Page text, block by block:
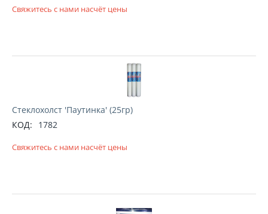
Свяжитесь с нами насчёт цены
Стеклохолст 'Паутинка' (25гр)
КОД:
1782
Свяжитесь с нами насчёт цены